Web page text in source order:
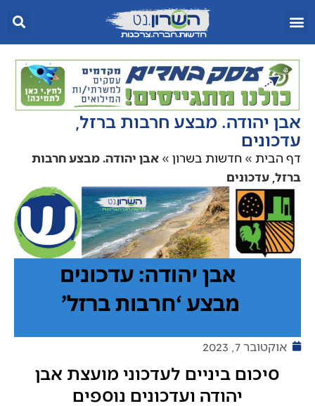
אבן יהודה. מבצע חרבות ברזל,
עדכונים
דף הבית » חדשות בשרון » אבן יהודה. מבצע חרבות
ברזל, עדכונים
אוקטובר 7, 2023
סיכום ביניים לעדכוני מועצת אבן
יהודה ועדכונים נוספים